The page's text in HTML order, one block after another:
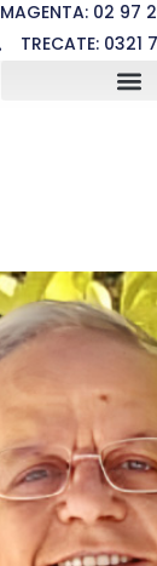
MAGENTA: 02 97
TRECATE: 0321